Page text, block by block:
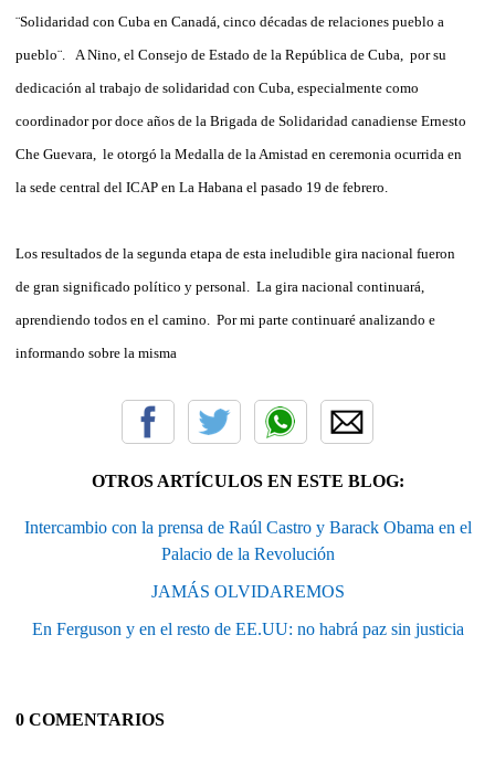
¨Solidaridad con Cuba en Canadá, cinco décadas de relaciones pueblo a
pueblo¨. A Nino, el Consejo de Estado de la República de Cuba, por su
dedicación al trabajo de solidaridad con Cuba, especialmente como
coordinador por doce años de la Brigada de Solidaridad canadiense Ernesto
Che Guevara, le otorgó la Medalla de la Amistad en ceremonia ocurrida en
la sede central del ICAP en La Habana el pasado 19 de febrero.
Los resultados de la segunda etapa de esta ineludible gira nacional fueron
de gran significado político y personal. La gira nacional continuará,
aprendiendo todos en el camino. Por mi parte continuaré analizando e
informando sobre la misma
OTROS ARTÍCULOS EN ESTE BLOG:
Intercambio con la prensa de Raúl Castro y Barack Obama en el
Palacio de la Revolución
JAMÁS OLVIDAREMOS
En Ferguson y en el resto de EE.UU: no habrá paz sin justicia
0 COMENTARIOS